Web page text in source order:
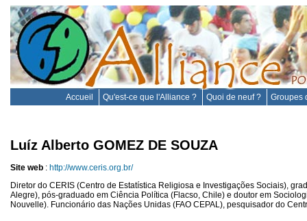
Accueil Qu'est-ce que l'Alliance ? Quoi de neuf ? Groupes
Luíz Alberto GOMEZ DE SOUZA
Site web : http://www.ceris.org.br/
Diretor do CERIS (Centro de Estatística Religiosa e Investigações Sociais),
Alegre), pós-graduado em Ciência Política (Flacso, Chile) e doutor em
Nouvelle). Funcionário das Nações Unidas (FAO CEPAL), pesquisador do